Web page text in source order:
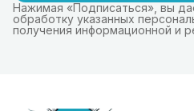
Нажимая «Подписаться», вы
обработку указанных
получения информационной и